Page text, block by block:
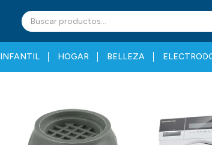
INFANTIL HOGAR BELLEZA